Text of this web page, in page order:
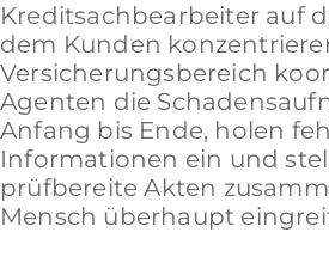
Kreditsachbearbeiter auf
dem Kunden
Versicherungsbereich
Agenten die
Anfang bis Ende, holen
Informationen ein und
prüfbereite Akten
Mensch überhaupt